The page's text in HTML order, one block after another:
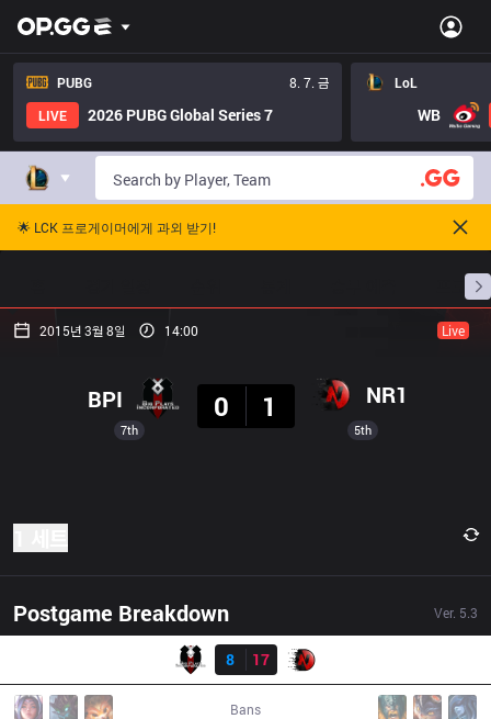
PUBG
8. 7. 금
LIVE
2026 PUBG Global Series 7
LoL
WB
🌟 LCK 프로게이머에게 과외 받기!
프로빌
2015년 3월 8일 14:00 Live
7th
BPI
0
1 NR1
5th
Postgame Breakdown Ver. 5.3
8
17
Bans